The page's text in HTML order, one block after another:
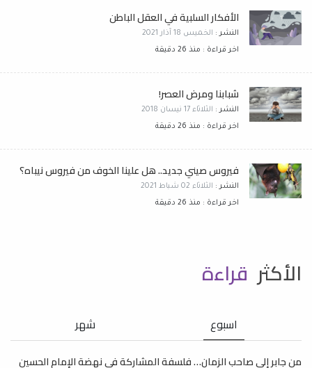
الأفكار السلبية في العقل الباطن
النشر : الخميس 18 آذار 2021
اخر قراءة : منذ 26 دقيقة
شبابنا ومرض العصر!
النشر : الثلاثاء 17 نيسان 2018
اخر قراءة : منذ 26 دقيقة
فيروس صيني جديد.. هل علينا الخوف من فيروس نيباه؟
النشر : الثلاثاء 02 شباط 2021
اخر قراءة : منذ 26 دقيقة
الأكثر قراءة
اسبوع شهر
من جابر إلى صاحب الزمان… فلسفة المشاركة في نهضة الإمام الحسين